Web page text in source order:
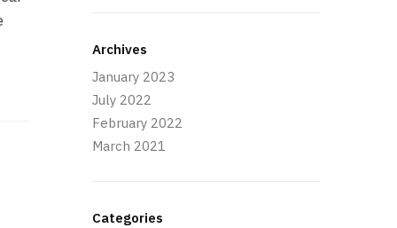
Archives
January 2023
July 2022
February 2022
March 2021
Categories